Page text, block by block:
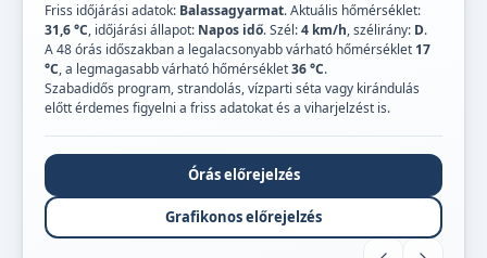
Friss időjárási adatok: Balassagyarmat. Aktuális hőmérséklet:
31,6 °C, időjárási állapot: Napos idő. Szél:4 km/h, szélirány: D.
A 48 órás időszakban a legalacsonyabb várható hőmérséklet 17
°C, a legmagasabb várható hőmérséklet36 °C.
Szabadidős program, strandolás, vízparti séta vagy kirándulás
előtt érdemes figyelni a friss adatokat és a viharjelzést is.
Órás előrejelzés
Grafikonos előrejelzés